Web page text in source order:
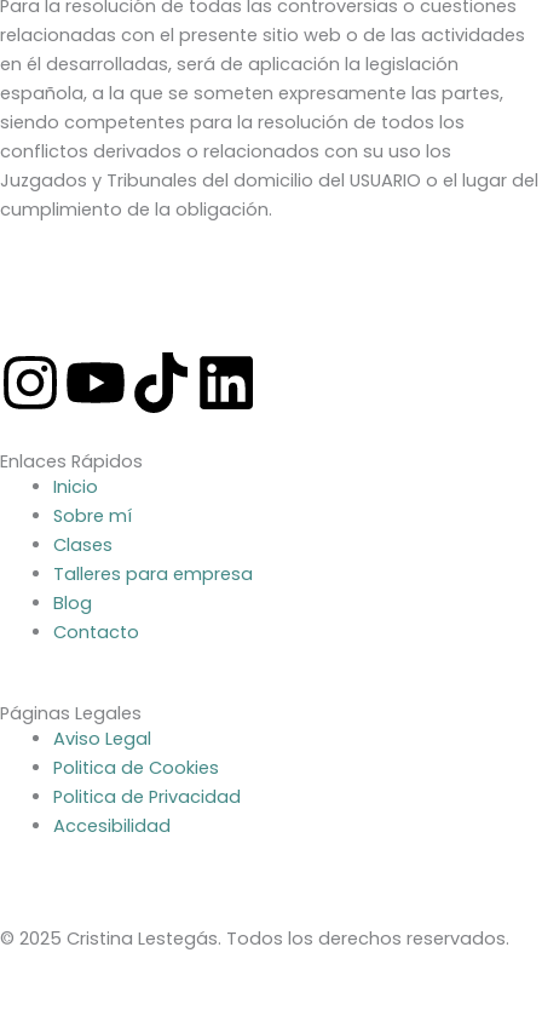
Para la resolución de todas las controversias o cuestiones
relacionadas con el presente sitio web o de las actividades
en él desarrolladas, será de aplicación la legislación
española, a la que se someten expresamente las partes,
siendo competentes para la resolución de todos los
conflictos derivados o relacionados con su uso los
Juzgados y Tribunales del domicilio del USUARIO o el lugar del
cumplimiento de la obligación.
I
n
s
t
a
g
r
a
Y
o
u
t
u
b
e
T
t
L
k
n
Enlaces Rápidos
Inicio
Sobre mí
Clases
Talleres para empresa
Blog
Contacto
Páginas Legales
Aviso Legal
Politica de Cookies
Politica de Privacidad
Accesibilidad
© 2025 Cristina Lestegás. Todos los derechos reservados.